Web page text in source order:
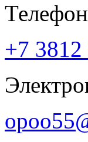
+7 3812